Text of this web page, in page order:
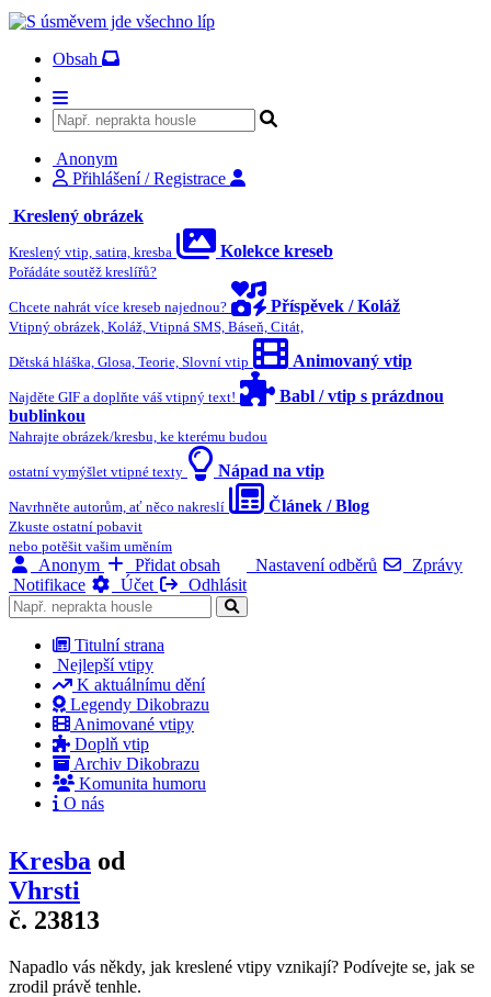
Obsah
Anonym
Přihlášení / Registrace
Kreslený obrázek
Kreslený vtip, satira, kresba Kolekce kreseb
Pořádáte soutěž kreslířů?
Chcete nahrát více kreseb najednou? Příspěvek / Koláž
Vtipný obrázek, Koláž, Vtipná SMS, Báseň, Citát,
Dětská hláška, Glosa, Teorie, Slovní vtip Animovaný vtip
Najděte GIF a doplňte váš vtipný text!
Babl / vtip s prázdnou
bublinkou
Nahrajte obrázek/kresbu, ke kterému budou
ostatní vymýšlet vtipné texty Nápad na vtip
Navrhněte autorům, ať něco nakreslí Článek / Blog
Zkuste ostatní pobavit
nebo potěšit vašim uměním
Anonym Přidat obsah Nastavení odběrů
Zprávy
Notifikace
Účet Odhlásit
Titulní strana
Nejlepší vtipy
K aktuálnímu dění
Legendy Dikobrazu
Animované vtipy
Doplň vtip
Archiv Dikobrazu
Komunita humoru
O nás
Kresba od
Vhrsti
č. 23813
Napadlo vás někdy, jak kreslené vtipy vznikají? Podívejte se, jak se
zrodil právě tenhle.